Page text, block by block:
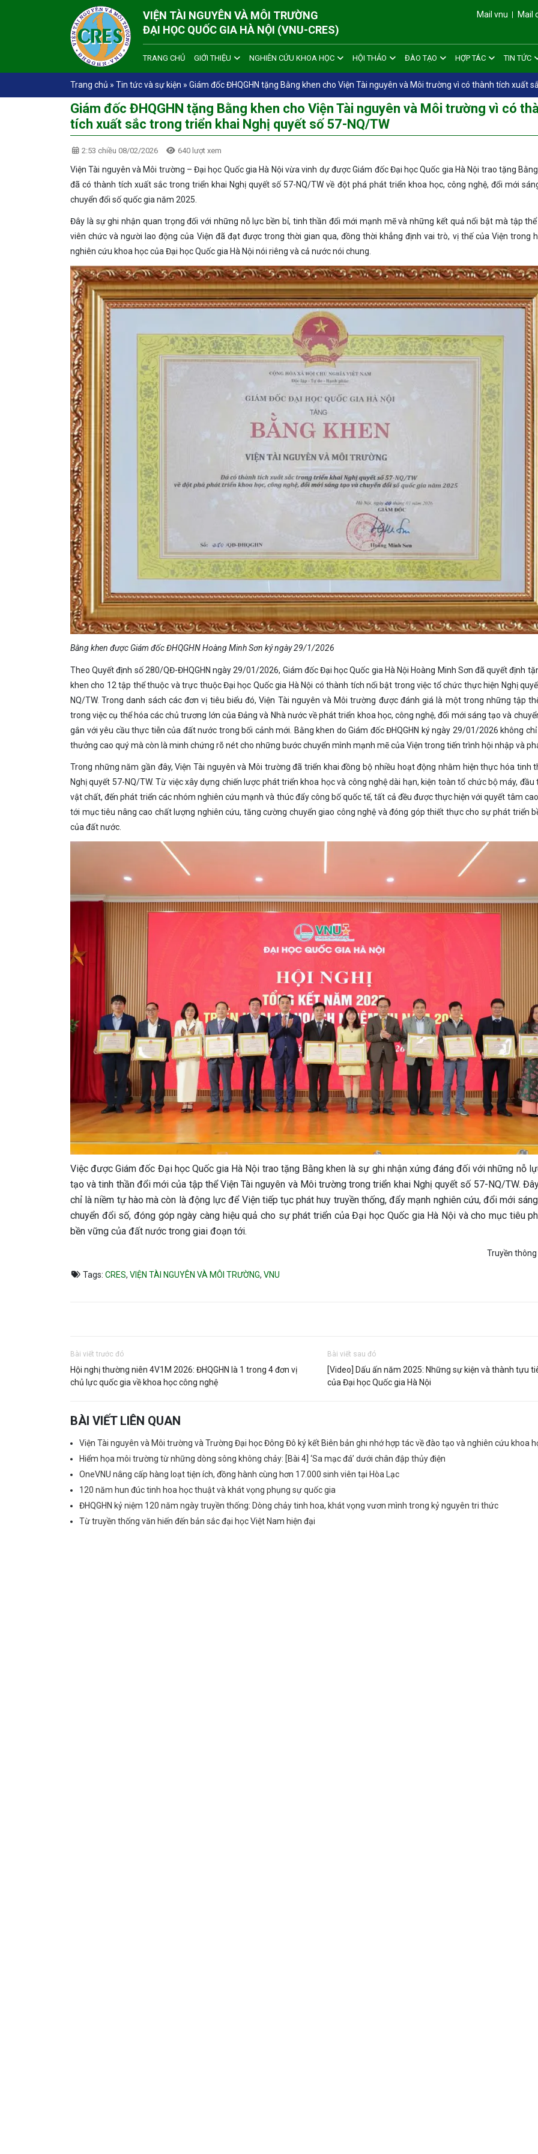
VIỆN TÀI NGUYÊN VÀ MÔI TRƯỜNG
ĐẠI HỌC QUỐC GIA HÀ NỘI (VNU-CRES)
Mail vnu Mail
TRANG CHỦ GIỚI THIỆU NGHIÊN CỨU KHOA HỌC HỘI THẢO ĐÀO TẠO HỢP TÁC TIN TỨC
Trang chủ » Tin tức và sự kiện » Giám đốc ĐHQGHN tặng Bằng khen cho Viện Tài nguyên và Môi trường vì có thành tích xuất
Giám đốc ĐHQGHN tặng Bằng khen cho Viện Tài nguyên và Môi trường vì có
tích xuất sắc trong triển khai Nghị quyết số 57-NQ/TW
2:53 chiều 08/02/2026 640 lượt xem
Viện Tài nguyên và Môi trường – Đại học Quốc gia Hà Nội vừa vinh dự được Giám đốc Đại học Quốc gia Hà Nội trao tặng
đã có thành tích xuất sắc trong triển khai Nghị quyết số 57-NQ/TW về đột phá phát triển khoa học, công nghệ, đổi mới
chuyển đổi số quốc gia năm 2025.
Đây là sự ghi nhận quan trọng đối với những nỗ lực bền bỉ, tinh thần đổi mới mạnh mẽ và những kết quả nổi bật mà tập thể
viên chức và người lao động của Viện đã đạt được trong thời gian qua, đồng thời khẳng định vai trò, vị thế của Viện trong
nghiên cứu khoa học của Đại học Quốc gia Hà Nội nói riêng và cả nước nói chung.
Bằng khen được Giám đốc ĐHQGHN Hoàng Minh Sơn ký ngày 29/1/2026
Theo Quyết định số 280/QĐ-ĐHQGHN ngày 29/01/2026, Giám đốc Đại học Quốc gia Hà Nội Hoàng Minh Sơn đã quyết định
khen cho 12 tập thể thuộc và trực thuộc Đại học Quốc gia Hà Nội có thành tích nổi bật trong việc tổ chức thực hiện Nghị
NQ/TW. Trong danh sách các đơn vị tiêu biểu đó, Viện Tài nguyên và Môi trường được đánh giá là một trong những tập
trong việc cụ thể hóa các chủ trương lớn của Đảng và Nhà nước về phát triển khoa học, công nghệ, đổi mới sáng tạo và
gắn với yêu cầu thực tiễn của đất nước trong bối cảnh mới. Bằng khen do Giám đốc ĐHQGHN ký ngày 29/01/2026 không
thưởng cao quý mà còn là minh chứng rõ nét cho những bước chuyển mình mạnh mẽ của Viện trong tiến trình hội nhập và
Trong những năm gần đây, Viện Tài nguyên và Môi trường đã triển khai đồng bộ nhiều hoạt động nhằm hiện thực hóa tinh
Nghị quyết 57-NQ/TW. Từ việc xây dựng chiến lược phát triển khoa học và công nghệ dài hạn, kiện toàn tổ chức bộ máy, đầu
vật chất, đến phát triển các nhóm nghiên cứu mạnh và thúc đẩy công bố quốc tế, tất cả đều được thực hiện với quyết tâm
tới mục tiêu nâng cao chất lượng nghiên cứu, tăng cường chuyển giao công nghệ và đóng góp thiết thực cho sự phát triển
của đất nước.
Việc được Giám đốc Đại học Quốc gia Hà Nội trao tặng Bằng khen là sự ghi nhận xứng đáng đối với những nỗ
tạo và tinh thần đổi mới của tập thể Viện Tài nguyên và Môi trường trong triển khai Nghị quyết số 57-NQ/TW.
chỉ là niềm tự hào mà còn là động lực để Viện tiếp tục phát huy truyền thống, đẩy mạnh nghiên cứu, đổi mới
chuyển đổi số, đóng góp ngày càng hiệu quả cho sự phát triển của Đại học Quốc gia Hà Nội và cho mục tiêu
bền vững của đất nước trong giai đoạn tới.
Truyền thông
Tags: CRES, VIỆN TÀI NGUYÊN VÀ MÔI TRƯỜNG, VNU
Bài viết trước đó
Hội nghị thường niên 4V1M 2026: ĐHQGHN là 1 trong 4 đơn vị
chủ lực quốc gia về khoa học công nghệ
Bài viết sau đó
[Video] Dấu ấn năm 2025: Những sự kiện và thành tựu
của Đại học Quốc gia Hà Nội
BÀI VIẾT LIÊN QUAN
Viện Tài nguyên và Môi trường và Trường Đại học Đông Đô ký kết Biên bản ghi nhớ hợp tác về đào tạo và nghiên cứu khoa
Hiểm họa môi trường từ những dòng sông không chảy: [Bài 4] ‘Sa mạc đá’ dưới chân đập thủy điện
OneVNU nâng cấp hàng loạt tiện ích, đồng hành cùng hơn 17.000 sinh viên tại Hòa Lạc
120 năm hun đúc tinh hoa học thuật và khát vọng phụng sự quốc gia
ĐHQGHN kỷ niệm 120 năm ngày truyền thống: Dòng chảy tinh hoa, khát vọng vươn mình trong kỷ nguyên tri thức
Từ truyền thống văn hiến đến bản sắc đại học Việt Nam hiện đại